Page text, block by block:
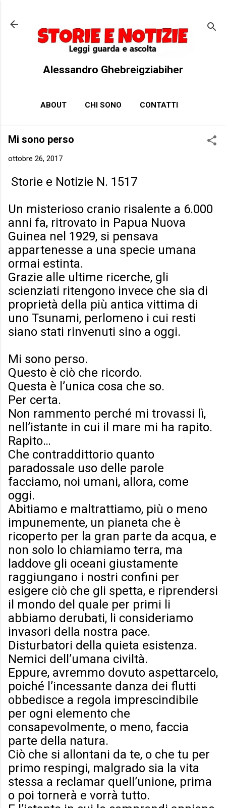
Alessandro Ghebreigziabiher
ABOUT CHI SONO CONTATTI
Mi sono perso
ottobre 26, 2017
Storie e Notizie N. 1517
Un misterioso cranio risalente a 6.000
anni fa, ritrovato in Papua Nuova
Guinea nel 1929, si pensava
appartenesse a una specie umana
ormai estinta.
Grazie alle ultime ricerche, gli
scienziati ritengono invece che sia di
proprietà della più antica vittima di
uno Tsunami, perlomeno i cui resti
siano stati rinvenuti sino a oggi.
Mi sono perso.
Questo è ciò che ricordo.
Questa è l’unica cosa che so.
Per certa.
Non rammento perché mi trovassi lì,
nell’istante in cui il mare mi ha rapito.
Rapito…
Che contraddittorio quanto
paradossale uso delle parole
facciamo, noi umani, allora, come
oggi.
Abitiamo e maltrattiamo, più o meno
impunemente, un pianeta che è
ricoperto per la gran parte da acqua, e
non solo lo chiamiamo terra, ma
laddove gli oceani giustamente
raggiungano i nostri confini per
esigere ciò che gli spetta, e riprendersi
il mondo del quale per primi li
abbiamo derubati, li consideriamo
invasori della nostra pace.
Disturbatori della quieta esistenza.
Nemici dell’umana civiltà.
Eppure, avremmo dovuto aspettarcelo,
poiché l’incessante danza dei flutti
obbedisce a regola imprescindibile
per ogni elemento che
consapevolmente, o meno, faccia
parte della natura.
Ciò che si allontani da te, o che tu per
primo respingi, malgrado sia la vita
stessa a reclamar quell’unione, prima
o poi tornerà e vorrà tutto.